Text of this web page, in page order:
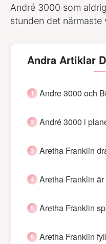
André 3000 som
stunden det närmaste
Andra Artiklar
Andre 3000 och
André 3000 i
Aretha Franklin
Aretha Franklin är
Aretha Franklin
Aretha Franklin